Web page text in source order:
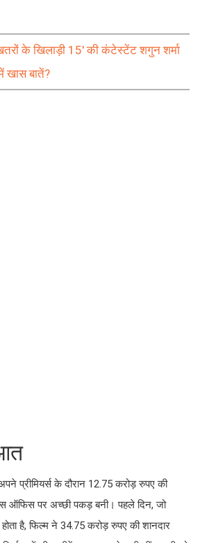
के खिलाड़ी 15' की कंटेस्टेंट शगुन शर्मा
खास बातें?
अपने प्रीमियर्स के दौरान 12.75 करोड़ रुपए की
ऑफिस पर अच्छी पकड़ बनी। पहले दिन, जो
है, फिल्म ने 34.75 करोड़ रुपए की शानदार